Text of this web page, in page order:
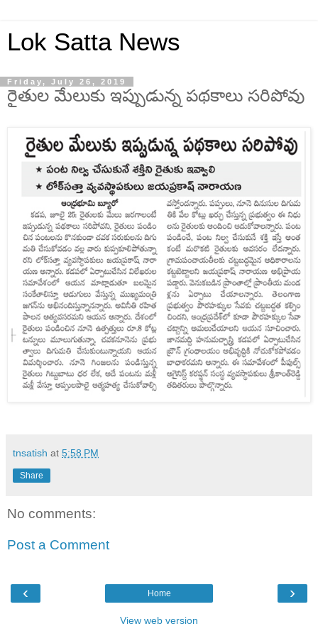
Lok Satta News
Friday, July 26, 2019
రైతుల మేలుకు ఇప్పుడున్న పథకాలు సరిపోవు
tnsatish at 5:58 PM
Share
No comments:
Post a Comment
‹ ›
Home
View web version